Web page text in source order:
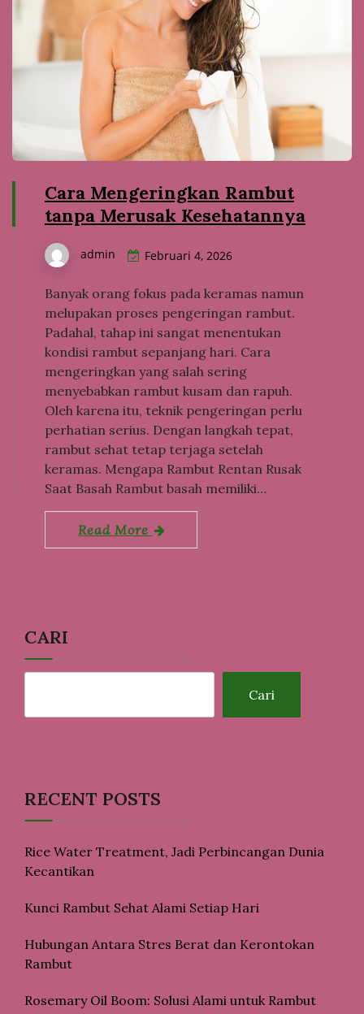
Cara Mengeringkan Rambut
tanpa Merusak Kesehatannya
admin Februari 4, 2026
Banyak orang fokus pada keramas namun
melupakan proses pengeringan rambut.
Padahal, tahap ini sangat menentukan
kondisi rambut sepanjang hari. Cara
mengeringkan yang salah sering
menyebabkan rambut kusam dan rapuh.
Oleh karena itu, teknik pengeringan perlu
perhatian serius. Dengan langkah tepat,
rambut sehat tetap terjaga setelah
keramas. Mengapa Rambut Rentan Rusak
Saat Basah Rambut basah memiliki…
Read More
CARI
Cari
RECENT POSTS
Rice Water Treatment, Jadi Perbincangan Dunia
Kecantikan
Kunci Rambut Sehat Alami Setiap Hari
Hubungan Antara Stres Berat dan Kerontokan
Rambut
Rosemary Oil Boom: Solusi Alami untuk Rambut